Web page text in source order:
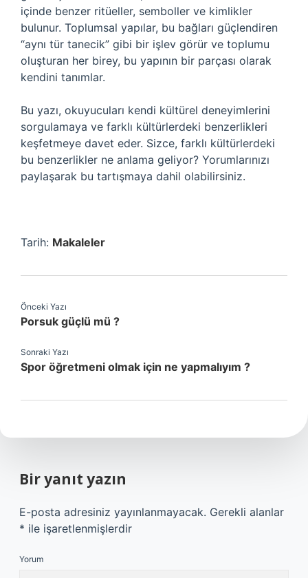
içinde benzer ritüeller, semboller ve kimlikler
bulunur. Toplumsal yapılar, bu bağları güçlendiren
“aynı tür tanecik” gibi bir işlev görür ve toplumu
oluşturan her birey, bu yapının bir parçası olarak
kendini tanımlar.
Bu yazı, okuyucuları kendi kültürel deneyimlerini
sorgulamaya ve farklı kültürlerdeki benzerlikleri
keşfetmeye davet eder. Sizce, farklı kültürlerdeki
bu benzerlikler ne anlama geliyor? Yorumlarınızı
paylaşarak bu tartışmaya dahil olabilirsiniz.
Tarih: Makaleler
Önceki Yazı
Porsuk güçlü mü ?
Sonraki Yazı
Spor öğretmeni olmak için ne yapmalıyım ?
Bir yanıt yazın
E-posta adresiniz yayınlanmayacak. Gerekli alanlar
* ile işaretlenmişlerdir
Yorum